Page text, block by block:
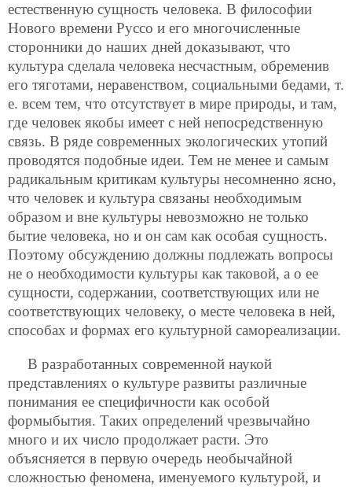
естественную сущность человека. В философии
Нового времени Руссо и его многочисленные
сторонники до наших дней доказывают, что
культура сделала человека несчастным, обременив
его тяготами, неравенством, социальными бедами, т.
е. всем тем, что отсутствует в мире природы, и там,
где человек якобы имеет с ней непосредственную
связь. В ряде современных экологических утопий
проводятся подобные идеи. Тем не менее и самым
радикальным критикам культуры несомненно ясно,
что человек и культура связаны необходимым
образом и вне культуры невозможно не только
бытие человека, но и он сам как особая сущность.
Поэтому обсуждению должны подлежать вопросы
не о необходимости культуры как таковой, а о ее
сущности, содержании, соответствующих или не
соответствующих человеку, о месте человека в ней,
способах и формах его культурной самореализации.
В разработанных современной наукой
представлениях о культуре развиты различные
понимания ее специфичности как особой
формыбытия. Таких определений чрезвычайно
много и их число продолжает расти. Это
объясняется в первую очередь необычайной
сложностью феномена, именуемого культурой, и